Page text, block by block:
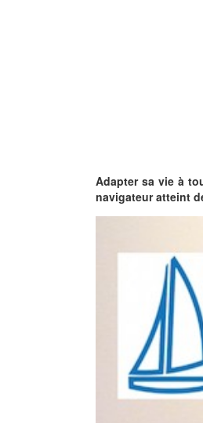
Adapter sa vie à
navigateur atteint